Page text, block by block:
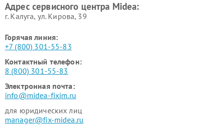
Midea
Адрес сервисного центра Midea:
г. Калуга, ул. Кирова, 39
Горячая линия:
+7 (800) 301-55-83
Контактный телефон:
8 (800) 301-55-83
Электронная почта:
info@midea-fixim.ru
для юридических лиц
manager@fix-midea.ru